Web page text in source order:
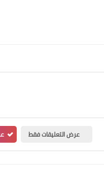
عرض التعليقات فقط